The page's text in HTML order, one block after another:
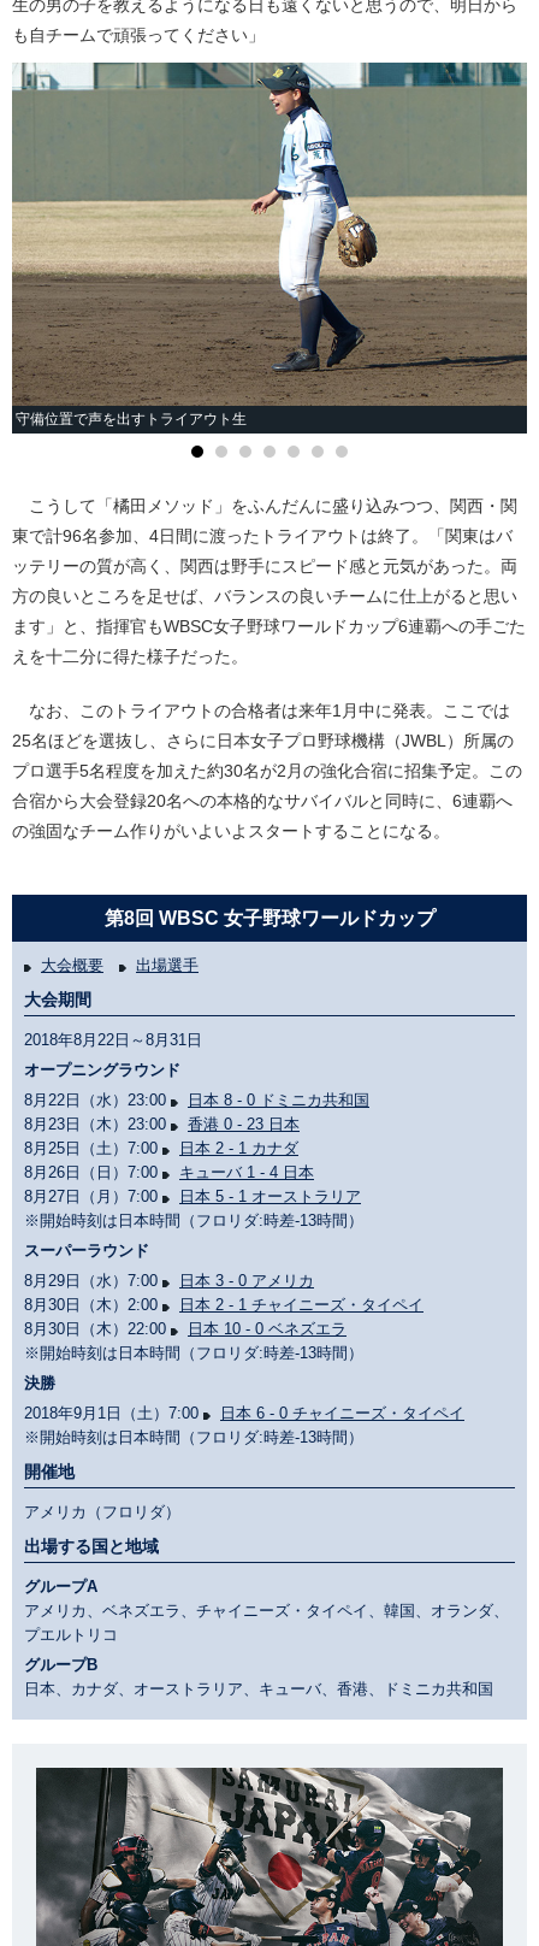
生の男の子を教えるようになる日も遠くないと思うので、明日から
も自チームで頑張ってください」
守備位置で声を出すトライアウト生
こうして「橘田メソッド」をふんだんに盛り込みつつ、関西・関
東で計96名参加、4日間に渡ったトライアウトは終了。「関東はバ
ッテリーの質が高く、関西は野手にスピード感と元気があった。両
方の良いところを足せば、バランスの良いチームに仕上がると思い
ます」と、指揮官もWBSC女子野球ワールドカップ6連覇への手ごた
えを十二分に得た様子だった。
なお、このトライアウトの合格者は来年1月中に発表。ここでは
25名ほどを選抜し、さらに日本女子プロ野球機構（JWBL）所属の
プロ選手5名程度を加えた約30名が2月の強化合宿に招集予定。この
合宿から大会登録20名への本格的なサバイバルと同時に、6連覇へ
の強固なチーム作りがいよいよスタートすることになる。
第8回 WBSC 女子野球ワールドカップ
大会概要 出場選手
大会期間
2018年8月22日～8月31日
オープニングラウンド
8月22日（水）23:00
日本 8 - 0 ドミニカ共和国
8月23日（木）23:00
香港 0 - 23 日本
8月25日（土）7:00
日本 2 - 1 カナダ
8月26日（日）7:00
キューバ 1 - 4 日本
8月27日（月）7:00
日本 5 - 1 オーストラリア
※開始時刻は日本時間（フロリダ:時差-13時間）
スーパーラウンド
8月29日（水）7:00
日本 3 - 0 アメリカ
8月30日（木）2:00
日本 2 - 1 チャイニーズ・タイペイ
8月30日（木）22:00
日本 10 - 0 ベネズエラ
※開始時刻は日本時間（フロリダ:時差-13時間）
決勝
2018年9月1日（土）7:00
日本 6 - 0 チャイニーズ・タイペイ
※開始時刻は日本時間（フロリダ:時差-13時間）
開催地
アメリカ（フロリダ）
出場する国と地域
グループA
アメリカ、ベネズエラ、チャイニーズ・タイペイ、韓国、オランダ、
プエルトリコ
グループB
日本、カナダ、オーストラリア、キューバ、香港、ドミニカ共和国